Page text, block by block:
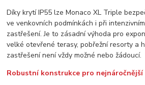
Díky krytí IP55 lze Monaco XL Triple
ve venkovních podmínkách i při
zastřešení. Je to zásadní výhoda pro
velké otevřené terasy, pobřežní resorty a
zastřešení není vždy možné nebo žádoucí.
Robustní konstrukce pro nejnáročnější